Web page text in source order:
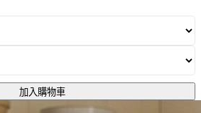
加入購物車